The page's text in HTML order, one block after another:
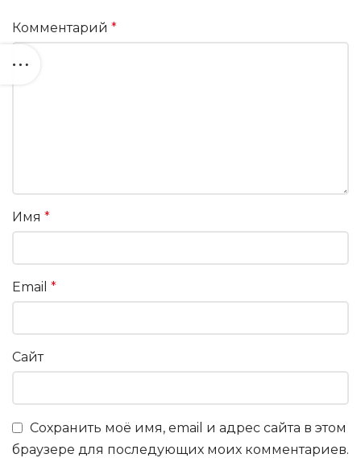
Комментарий *
Имя *
Email *
Сайт
Сохранить моё имя, email и адрес сайта в этом
браузере для последующих моих комментариев.